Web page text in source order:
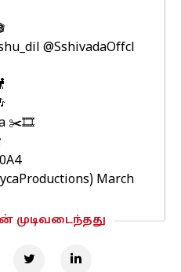
@SshivadaOffcl
✂️🎞️
March
முடிவடைந்தது